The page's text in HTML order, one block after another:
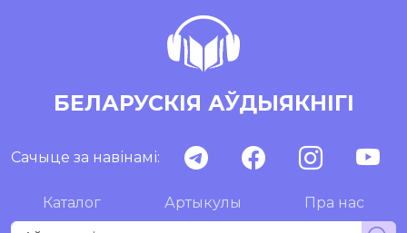
БЕЛАРУСКІЯ АЎДЫЯКНІГІ
Сачыце за навінамі:
Каталог Артыкулы Пра нас